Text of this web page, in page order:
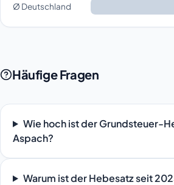
Ø Deutschland
Häufige Fragen
Wie hoch ist der Grundsteuer-
Aspach?
Warum ist der Hebesatz seit